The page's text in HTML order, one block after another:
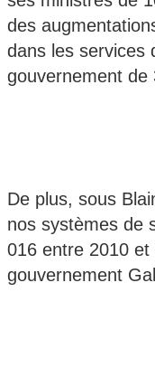
des
dans les services
gouvernement de
De plus, sous
nos systèmes de
016 entre 2010
gouvernement